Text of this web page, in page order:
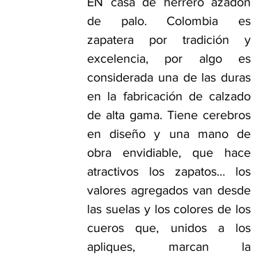
de palo. Colombia es
zapatera por tradición y
excelencia, por algo es
considerada una de las duras
en la fabricación de calzado
de alta gama. Tiene cerebros
en diseño y una mano de
obra envidiable, que hace
atractivos los zapatos… los
valores agregados van desde
las suelas y los colores de los
cueros que, unidos a los
apliques, marcan la